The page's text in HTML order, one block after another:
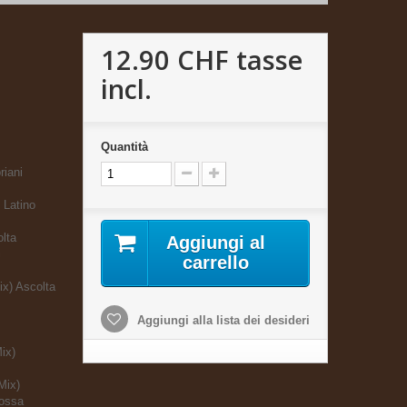
Latino
Ascolta
12.90 CHF tasse
incl.
Quantità
Aggiungi al
carrello
Aggiungi alla lista dei desideri